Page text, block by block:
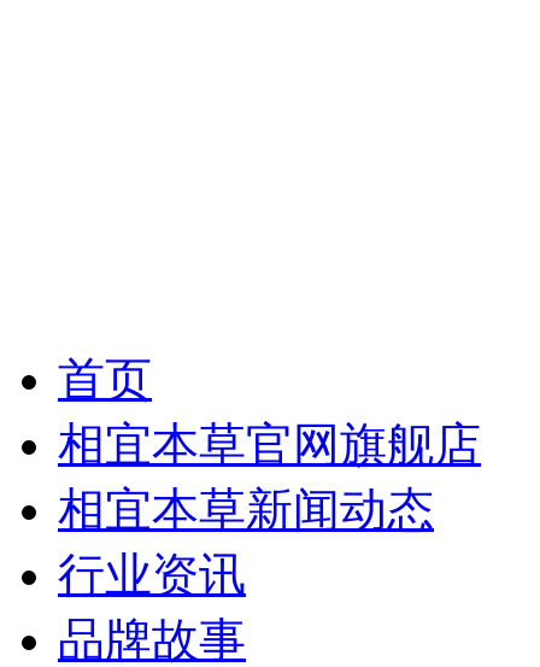
首页
相宜本草官网旗舰店
相宜本草新闻动态
行业资讯
品牌故事